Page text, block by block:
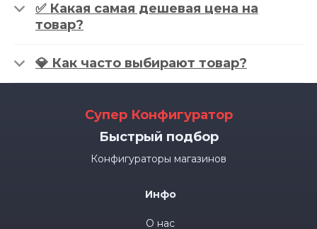
✅ Какая самая дешевая цена на
товар?
💎 Как часто выбирают товар?
Супер Конфигуратор
Быстрый подбор
Конфигураторы магазинов
Инфо
О нас